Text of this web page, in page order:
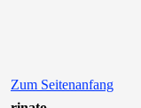
Zum Seitenanfang